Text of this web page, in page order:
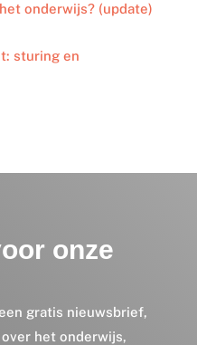
onderwijs? (update)
sturing en
onze
gratis nieuwsbrief,
het onderwijs,